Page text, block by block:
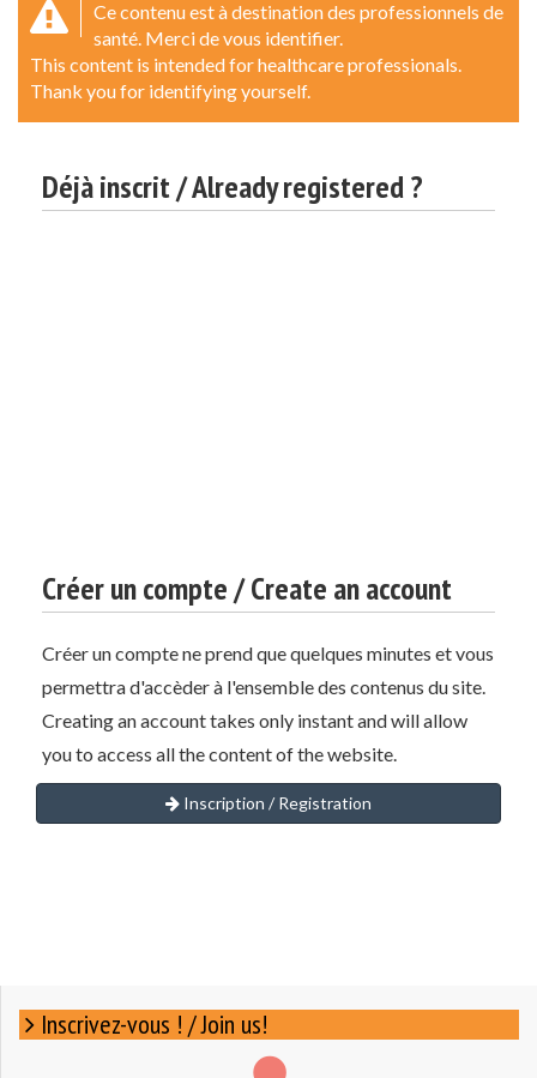
Ce contenu est à destination des professionnels de
santé. Merci de vous identifier.
This content is intended for healthcare professionals.
Thank you for identifying yourself.
Déjà inscrit / Already registered ?
Créer un compte / Create an account
Créer un compte ne prend que quelques minutes et vous
permettra d'accèder à l'ensemble des contenus du site.
Creating an account takes only instant and will allow
you to access all the content of the website.
Inscription / Registration
Inscrivez-vous ! / Join us!